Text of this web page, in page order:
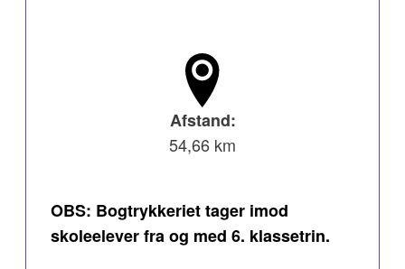
Afstand:
54,66 km
OBS: Bogtrykkeriet tager imod
skoleelever fra og med 6. klassetrin.